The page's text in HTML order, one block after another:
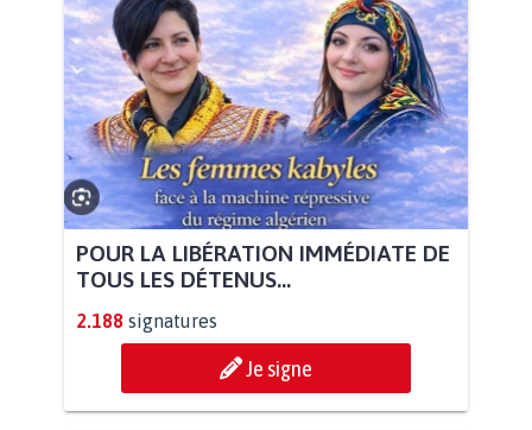
POUR LA LIBÉRATION IMMÉDIATE DE
TOUS LES DÉTENUS...
2.188 signatures
Je signe